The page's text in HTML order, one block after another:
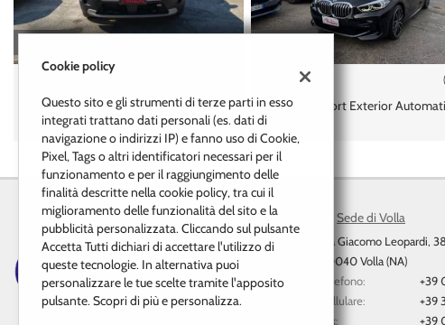
118 d 5p. Msport Exterior Automatica
Tetto
Q2 35 TFSI S tronic S line Edition
Sede di Volla
Via Giacomo Leopardi,
80040 Volla (NA)
Telefono:
+39
Cellulare:
+39
Fax:
+39
Cookie policy
Questo sito e gli strumenti di terze parti in esso
integrati trattano dati personali (es. dati di
navigazione o indirizzi IP) e fanno uso di Cookie,
Pixel, Tags o altri identificatori necessari per il
funzionamento e per il raggiungimento delle
finalità descritte nella cookie policy, tra cui il
miglioramento delle funzionalità del sito e la
pubblicità personalizzata. Cliccando sul pulsante
Accetta Tutti dichiari di accettare l'utilizzo di
queste tecnologie. In alternativa puoi
personalizzare le tue scelte tramite l'apposito
pulsante. Scopri di più e personalizza.
Leggi
la